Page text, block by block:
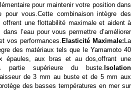
pour maintenir votre position dans
pour vous.Cette combinaison intègre des
offrent une flottabilité maximale et aident à
l’eau pour vous permettre d’améliorer
vos performances. Elasticité Maximale: La
des matériaux tels que le Yamamoto 40
épaules, aux bras et au dos,offrant une
partie supérieure du buste. Isolation
de 3 mm au buste et de 5 mm aux
des basses températures en mer sur